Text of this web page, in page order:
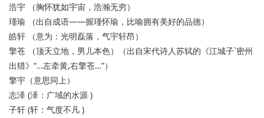
浩宇 （胸怀犹如宇宙，浩瀚无穷）
瑾瑜 （出自成语――握瑾怀瑜，比喻拥有美好的品德）
皓轩 （意为：光明磊落，气宇轩昂）
擎苍 （顶天立地，男儿本色）（出自宋代诗人苏轼的《江城子`密州
出猎》“…左牵黄,右擎苍…”）
擎宇（意思同上）
志泽 (泽：广域的水源 )
子轩 (轩：气度不凡 )